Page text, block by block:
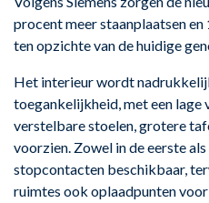
procent meer staanplaatsen
ten opzichte van de huidige
Het interieur wordt
toegankelijkheid, met een lage
verstelbare stoelen, grotere
voorzien. Zowel in de eerste
stopcontacten beschikbaar,
ruimtes ook oplaadpunten